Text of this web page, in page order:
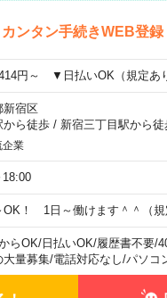
ンタン手続きWEB登
円～ ▼日払いOK（規定
新宿区
から徒歩/ 新宿三丁目駅から徒
企業
OK！ 1日～働けます＾＾（規
らOK/日払いOK/履歴書不要/
大量募集/電話対応なし/パソコ